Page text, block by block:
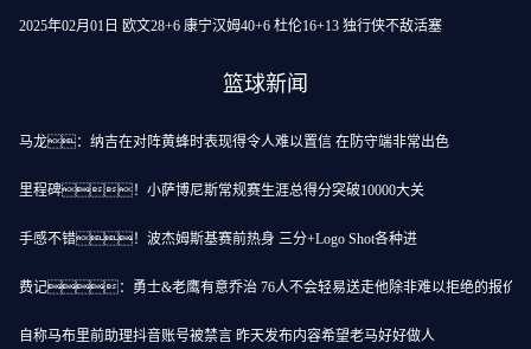
2025年02月01日 欧文28+6 康宁汉姆40+6 杜伦16+13 独行侠不敌活塞
篮球新闻
马龙：纳吉在对阵黄蜂时表现得令人难以置信 在防守端非常出色
里程碑！小萨博尼斯常规赛生涯总得分突破10000大关
手感不错！波杰姆斯基赛前热身 三分+Logo Shot各种进
费记：勇士&老鹰有意乔治 76人不会轻易送走他除非难以拒绝的报价
自称马布里前助理抖音账号被禁言 昨天发布内容希望老马好好做人